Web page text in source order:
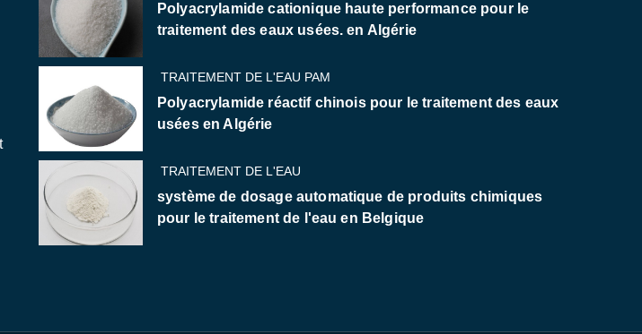
Polyacrylamide cationique haute performance pour le
traitement des eaux usées. en Algérie
TRAITEMENT DE L'EAU PAM
Polyacrylamide réactif chinois pour le traitement des eaux
usées en Algérie
TRAITEMENT DE L'EAU
système de dosage automatique de produits chimiques
pour le traitement de l'eau en Belgique